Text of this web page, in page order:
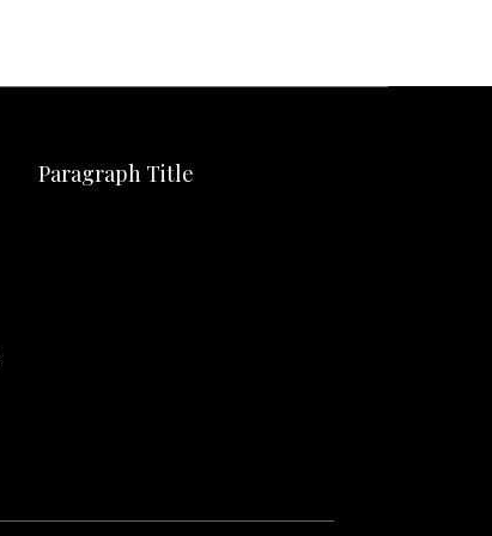
Paragraph Title